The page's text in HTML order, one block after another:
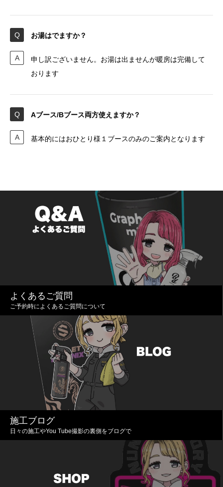
お湯はでますか？
申し訳ございません。お湯は出ませんが暖房は完備して
おります
Aブース/Bブース両方使えますか？
基本的にはおひとり様１ブースのみのご案内となります
よくあるご質問
ご予約時によくあるご質問について
施工ブログ
日々の施工やYou Tube撮影の裏側をブログで